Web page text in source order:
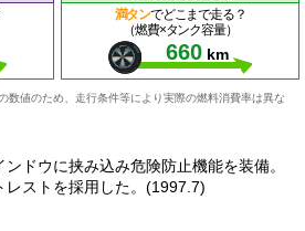
満タンでどこまで走る？
（燃費×タンク容量）
660 km
数値のため、走行条件等により実際の燃料消費率は異な
ドウに挟み込み危険防止機能を装備。
レストを採用した。(1997.7)